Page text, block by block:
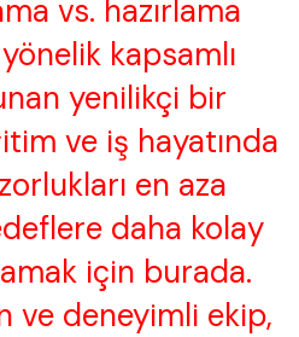
vs. hazırlama
kapsamlı
yenilikçi bir
ve iş hayatında
en aza
daha kolay
için burada.
ve deneyimli ekip,